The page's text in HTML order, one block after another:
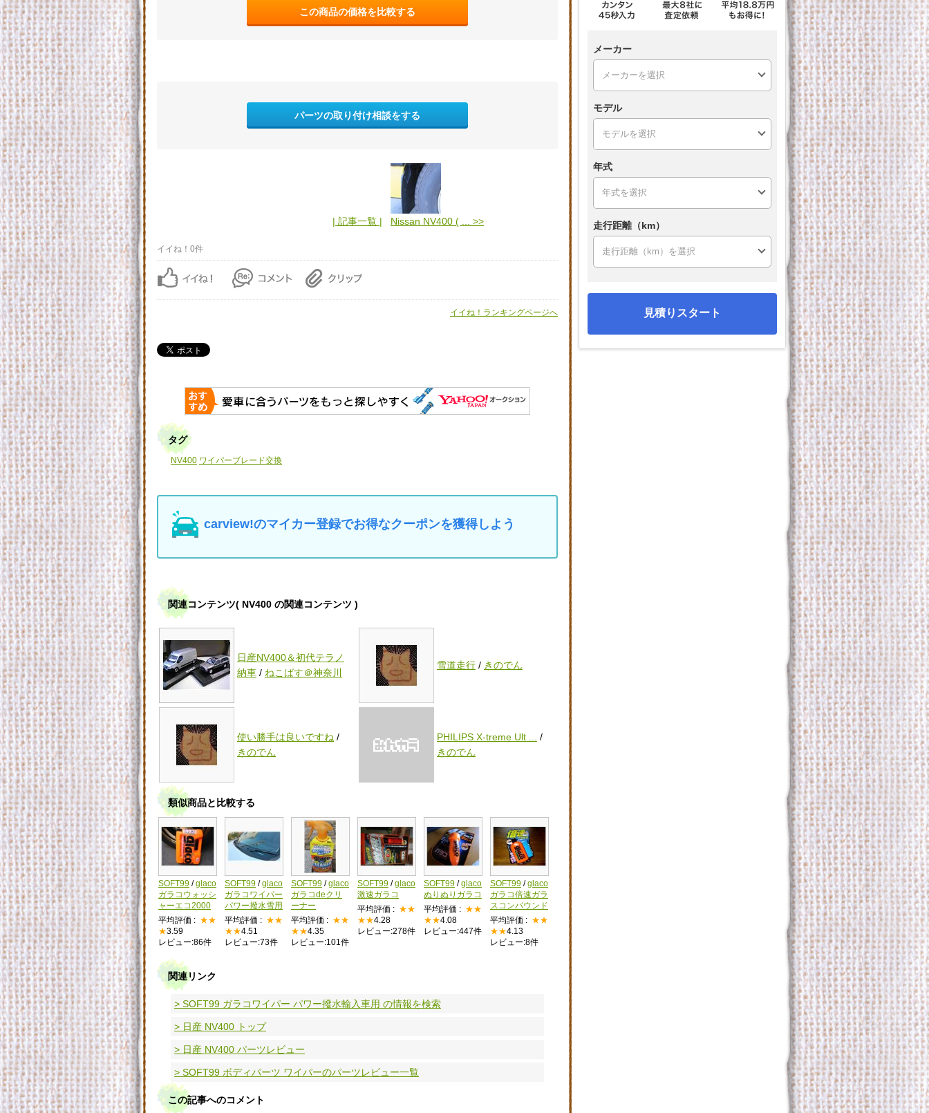
この商品の価格を比較する
パーツの取り付け相談をする
| 記事一覧 | Nissan NV400 ( ... >>
イイね！0件
イイね！ランキングページへ
タグ
NV400 ワイパーブレード交換
carview!のマイカー登録でお得なクーポンを獲得しよう
関連コンテンツ( NV400 の関連コンテンツ )
日産NV400＆初代テラノ
納車 / ねこばす＠神奈川
雪道走行 / きのでん
使い勝手は良いですね /
きのでん
PHILIPS X-treme Ult ...
/
きのでん
類似商品と比較する
SOFT99 /glaco
ガラコウォッシ
ャーエコ2000
平均評価 : ★★
★3.59
レビュー:86件
SOFT99 /glaco
ガラコワイパー
パワー撥水雪用
平均評価 : ★★
★★4.51
レビュー:73件
SOFT99 /glaco
ガラコdeクリ
ーナー
平均評価 : ★★
★★4.35
レビュー:101件
SOFT99 /glaco
激速ガラコ
平均評価 : ★★
★★4.28
レビュー:278件
SOFT99 /glaco
ぬりぬりガラコ
平均評価 : ★★
★★4.08
レビュー:447件
SOFT99 /glaco
ガラコ倍速ガラ
スコンパウンド
平均評価 : ★★
★★4.13
レビュー:8件
関連リンク
> SOFT99 ガラコワイパー パワー撥水輸入車用 の情報を検索
> 日産 NV400 トップ
> 日産 NV400 パーツレビュー
> SOFT99 ボディパーツ ワイパーのパーツレビュー一覧
この記事へのコメント
メーカー
モデル
年式
走行距離（km）
見積りスタート